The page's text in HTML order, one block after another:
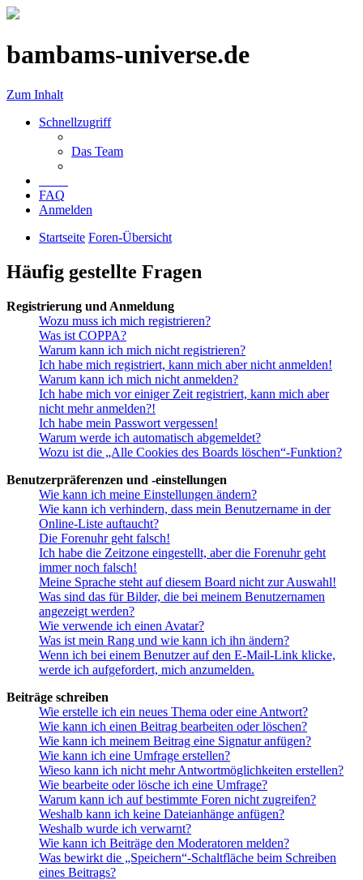
bambams-universe.de
Zum Inhalt
Schnellzugriff
Das Team
FAQ
Anmelden
Startseite Foren-Übersicht
Häufig gestellte Fragen
Registrierung und Anmeldung
Wozu muss ich mich registrieren?
Was ist COPPA?
Warum kann ich mich nicht registrieren?
Ich habe mich registriert, kann mich aber nicht anmelden!
Warum kann ich mich nicht anmelden?
Ich habe mich vor einiger Zeit registriert, kann mich aber
nicht mehr anmelden?!
Ich habe mein Passwort vergessen!
Warum werde ich automatisch abgemeldet?
Wozu ist die „Alle Cookies des Boards löschen“-Funktion?
Benutzerpräferenzen und -einstellungen
Wie kann ich meine Einstellungen ändern?
Wie kann ich verhindern, dass mein Benutzername in der
Online-Liste auftaucht?
Die Forenuhr geht falsch!
Ich habe die Zeitzone eingestellt, aber die Forenuhr geht
immer noch falsch!
Meine Sprache steht auf diesem Board nicht zur Auswahl!
Was sind das für Bilder, die bei meinem Benutzernamen
angezeigt werden?
Wie verwende ich einen Avatar?
Was ist mein Rang und wie kann ich ihn ändern?
Wenn ich bei einem Benutzer auf den E-Mail-Link klicke,
werde ich aufgefordert, mich anzumelden.
Beiträge schreiben
Wie erstelle ich ein neues Thema oder eine Antwort?
Wie kann ich einen Beitrag bearbeiten oder löschen?
Wie kann ich meinem Beitrag eine Signatur anfügen?
Wie kann ich eine Umfrage erstellen?
Wieso kann ich nicht mehr Antwortmöglichkeiten erstellen?
Wie bearbeite oder lösche ich eine Umfrage?
Warum kann ich auf bestimmte Foren nicht zugreifen?
Weshalb kann ich keine Dateianhänge anfügen?
Weshalb wurde ich verwarnt?
Wie kann ich Beiträge den Moderatoren melden?
Was bewirkt die „Speichern“-Schaltfläche beim Schreiben
eines Beitrags?